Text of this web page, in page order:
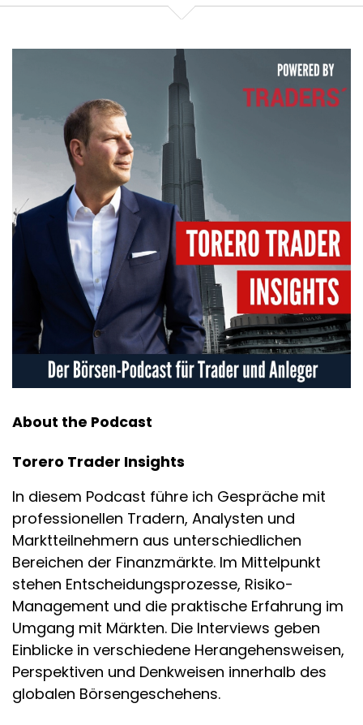
About the Podcast
Torero Trader Insights
In diesem Podcast führe ich Gespräche mit
professionellen Tradern, Analysten und
Marktteilnehmern aus unterschiedlichen
Bereichen der Finanzmärkte. Im Mittelpunkt
stehen Entscheidungsprozesse, Risiko-
Management und die praktische Erfahrung im
Umgang mit Märkten. Die Interviews geben
Einblicke in verschiedene Herangehensweisen,
Perspektiven und Denkweisen innerhalb des
globalen Börsengeschehens.